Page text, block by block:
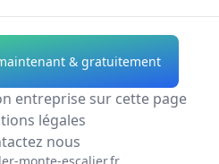
EscalierAlpes-de-
Haute-Provence
Installation Monte
& gratuitement
entreprise sur cette page
légales
nous